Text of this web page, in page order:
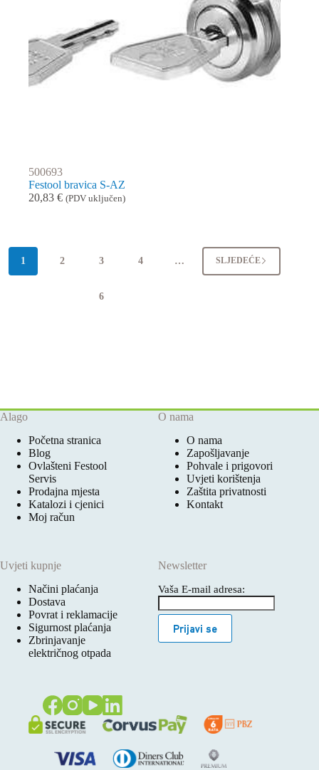
500693
Festool bravica S-AZ
20,83 € (PDV uključen)
1 2 3 4 …
6
SLJEDEĆE
Alago
Početna stranica
Blog
Ovlašteni Festool
Servis
Prodajna mjesta
Katalozi i cjenici
Moj račun
O nama
O nama
Zapošljavanje
Pohvale i prigovori
Uvjeti korištenja
Zaštita privatnosti
Kontakt
Uvjeti kupnje
Načini plaćanja
Dostava
Povrat i reklamacije
Sigurnost plaćanja
Zbrinjavanje
električnog otpada
Newsletter
Vaša E-mail adresa:
Prijavi se